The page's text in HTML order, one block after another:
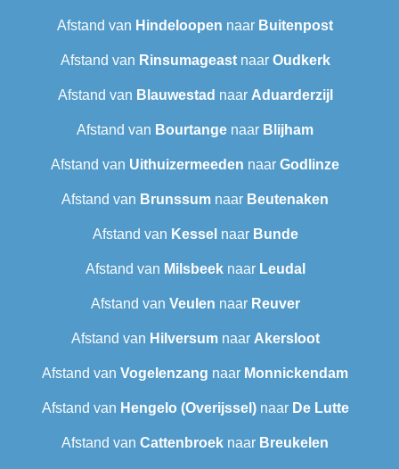
Afstand van Hindeloopen naar Buitenpost
Afstand van Rinsumageastnaar Oudkerk
Afstand van Blauwestad naar Aduarderzijl
Afstand van Bourtange naar Blijham
Afstand van Uithuizermeeden naar Godlinze
Afstand van Brunssum naar Beutenaken
Afstand van Kessel naar Bunde
Afstand van Milsbeeknaar Leudal‎
Afstand van Veulen naar Reuver
Afstand van Hilversumnaar Akersloot
Afstand van Vogelenzang naar Monnickendam
Afstand van Hengelo (Overijssel)naar De Lutte
Afstand van Cattenbroek naar Breukelen